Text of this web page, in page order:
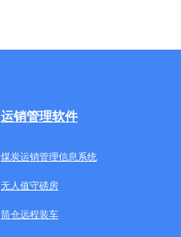
运销管理软件
煤炭运销管理信息系统
无人值守磅房
筒仓远程装车